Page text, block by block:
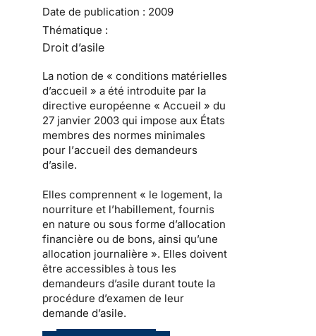
Date de publication : 2009
Thématique :
Droit d’asile
La notion de « conditions matérielles
d’accueil » a été introduite par la
directive européenne « Accueil » du
27 janvier 2003 qui impose aux États
membres des normes minimales
pour l’accueil des demandeurs
d’asile.
Elles comprennent « le logement, la
nourriture et l’habillement, fournis
en nature ou sous forme d’allocation
financière ou de bons, ainsi qu’une
allocation journalière ». Elles doivent
être accessibles à tous les
demandeurs d’asile durant toute la
procédure d’examen de leur
demande d’asile.